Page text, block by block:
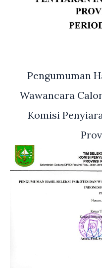
Pengumuman
Wawancara
Komisi